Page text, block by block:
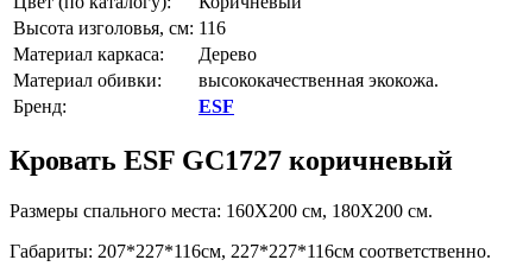
Высота изголовья, см: 116
Материал каркаса:
Дерево
Материал обивки:
высококачественная экокожа.
Бренд:
ESF
Кровать ESF GC1727 коричневый
Размеры спального места: 160X200 см, 180X200 см.
Габариты: 207*227*116см, 227*227*116см соответственно.